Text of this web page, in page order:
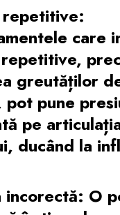
care
greutăților
pot pune
pe
ducând la
incorectă: O